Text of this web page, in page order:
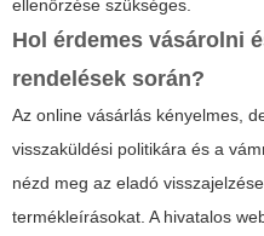
ellenőrzése szükséges.
Hol érdemes vásárolni
rendelések során?
Az online vásárlás kényelmes,
visszaküldési politikára és a
nézd meg az eladó
termékleírásokat. A hivatalos